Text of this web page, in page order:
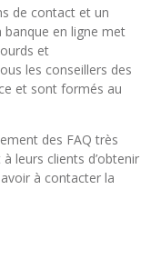
de contact et un
banque en ligne met
et
les conseillers des
et sont formés au
des FAQ très
leurs clients d’obtenir
à contacter la